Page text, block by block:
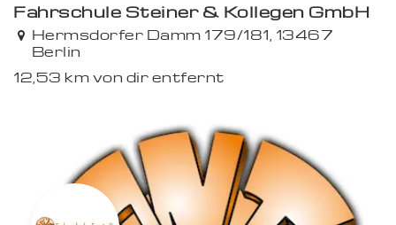
Fahrschule Steiner & Kollegen GmbH
Hermsdorfer Damm 179/181, 13467
Berlin
12,53 km von dir entfernt